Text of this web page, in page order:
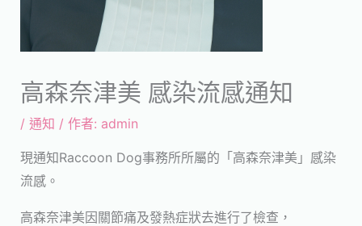
高森奈津美 感染流感通知
/ 通知 / 作者: admin
現通知Raccoon Dog事務所所屬的「高森奈津美」感染
流感。
高森奈津美因關節痛及發熱症狀去進行了檢查，